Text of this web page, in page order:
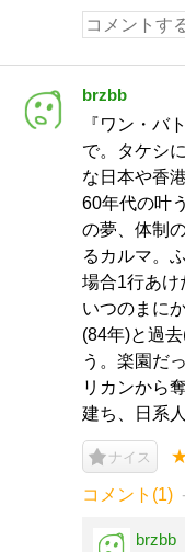
brzbb
『ワン・バ
で。タケシ
な日本や香
60年代の叶
の夢、体制
るカルマ。
場合1行あけ
いつのまに
(84年)と過
う。楽園だ
リカンから
建ち、日系
ナイス
コメント(1)
brzbb